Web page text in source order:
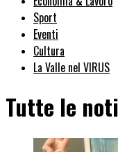
Sport
Eventi
Cultura
La Valle nel VIRUS
Tutte le